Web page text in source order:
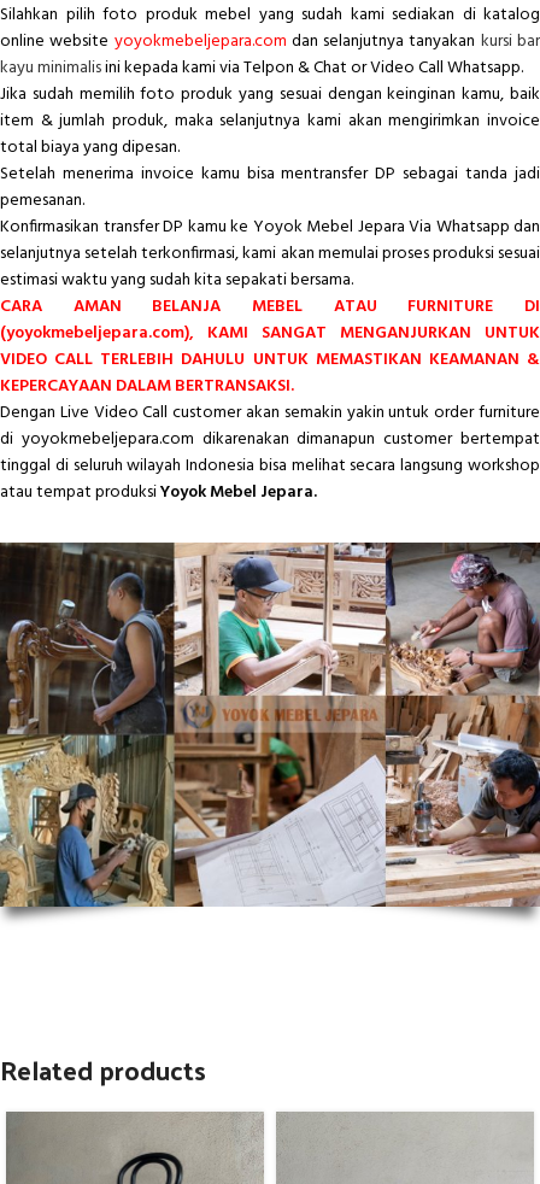
Silahkan pilih foto produk mebel yang sudah kami sediakan di katalog
online website yoyokmebeljepara.com dan selanjutnya tanyakan kursi bar
kayu minimalisini kepada kami via Telpon & Chat or Video Call Whatsapp.
Jika sudah memilih foto produk yang sesuai dengan keinginan kamu, baik
item & jumlah produk, maka selanjutnya kami akan mengirimkan invoice
total biaya yang dipesan.
Setelah menerima invoice kamu bisa mentransfer DP sebagai tanda jadi
pemesanan.
Konfirmasikan transfer DP kamu ke Yoyok Mebel Jepara Via Whatsapp dan
selanjutnya setelah terkonfirmasi, kami akan memulai proses produksi sesuai
estimasi waktu yang sudah kita sepakati bersama.
CARA AMAN BELANJA MEBEL ATAU FURNITURE DI
(yoyokmebeljepara.com), KAMI SANGAT MENGANJURKAN UNTUK
VIDEO CALL TERLEBIH DAHULU UNTUK MEMASTIKAN KEAMANAN &
KEPERCAYAAN DALAM BERTRANSAKSI.
Dengan Live Video Call customer akan semakin yakin untuk order furniture
di yoyokmebeljepara.com dikarenakan dimanapun customer bertempat
tinggal di seluruh wilayah Indonesia bisa melihat secara langsung workshop
atau tempat produksiYoyok Mebel Jepara.
Related products